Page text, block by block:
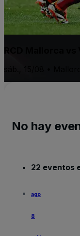
RCD Mallorca vs
sáb., 15/08 •
No hay
22 eventos
ago
8